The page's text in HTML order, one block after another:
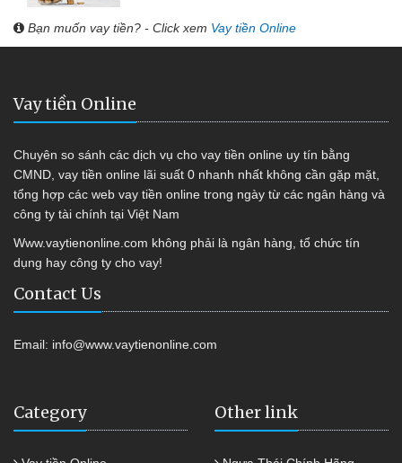
Bạn muốn vay tiền? - Click xem Vay tiền Online
Vay tiền Online
Chuyên so sánh các dịch vụ cho vay tiền online uy tín bằng
CMND, vay tiền online lãi suất 0 nhanh nhất không cần gặp mặt,
tổng hợp các web vay tiền online trong ngày từ các ngân hàng và
công ty tài chính tại Việt Nam
Www.vaytienonline.com không phải là ngân hàng, tổ chức tín
dụng hay công ty cho vay!
Contact Us
Email: info@www.vaytienonline.com
Category Other link